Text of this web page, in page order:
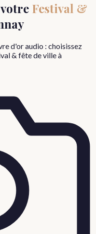
Festival &
d'or audio : choisissez
& fête de villeà